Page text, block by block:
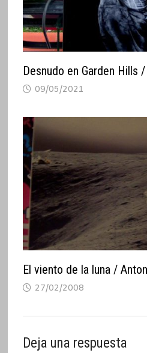
Desnudo en Garden Hills
09/05/2021
El viento de la luna /
27/02/2008
Deja una respuesta